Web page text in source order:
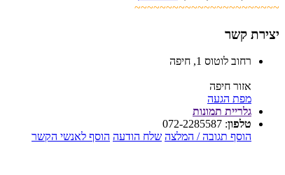
~~~~~~~~~~~~~~~~~~~~~~~
יצירת קשר
רחוב לוטוס 1, חיפה
אזור חיפה
מפת הגעה
גלריית תמונות
טלפון:
072-2285587
הוסף תגובה / המלצה שלח הודעה הוסף לאנשי הקשר